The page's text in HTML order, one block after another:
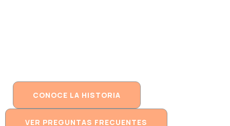
CONOCE LA HISTORIA
VER PREGUNTAS FRECUENTES